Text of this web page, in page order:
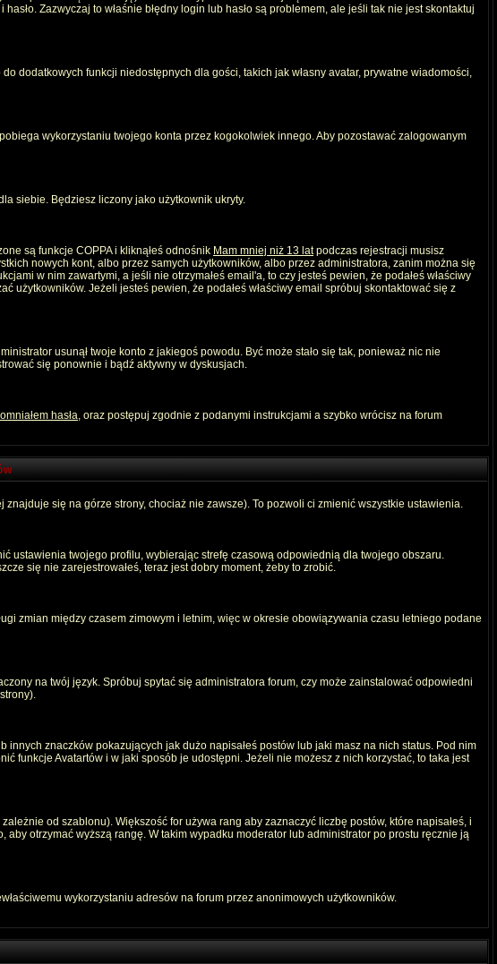
Zazwyczaj to właśnie błędny login lub hasło są problemem, ale jeśli tak nie jest skontaktuj
dodatkowych funkcji niedostępnych dla gości, takich jak własny avatar, prywatne wiadomości,
wykorzystaniu twojego konta przez kogokolwiek innego. Aby pozostawać zalogowanym
siebie. Będziesz liczony jako użytkownik ukryty.
są funkcje COPPA i kliknąłeś odnośnik Mam mniej niż 13 latpodczas rejestracji musisz
nowych kont, albo przez samych użytkowników, albo przez administratora, zanim można się
w nim zawartymi, a jeśli nie otrzymałeś email'a, to czy jesteś pewien, że podałeś właściwy
Jeżeli jesteś pewien, że podałeś właściwy email spróbuj skontaktować się z
usunął twoje konto z jakiegoś powodu. Być może stało się tak, ponieważ nic nie
się ponownie i bądź aktywny w dyskusjach.
hasła, oraz postępuj zgodnie z podanymi instrukcjami a szybko wrócisz na forum
znajduje się na górze strony, chociaż nie zawsze). To pozwoli ci zmienić wszystkie ustawienia.
ustawienia twojego profilu, wybierając strefę czasową odpowiednią dla twojego obszaru.
się nie zarejestrowałeś, teraz jest dobry moment, żeby to zrobić.
zmian między czasem zimowym i letnim, więc w okresie obowiązywania czasu letniego podane
na twój język. Spróbuj spytać się administratora forum, czy może zainstalować odpowiedni
znaczków pokazujących jak dużo napisałeś postów lub jaki masz na nich status. Pod nim
funkcje Avatartów i w jaki sposób je udostępni. Jeżeli nie możesz z nich korzystać, to taka jest
od szablonu). Większość for używa rang aby zaznaczyć liczbę postów, które napisałeś, i
otrzymać wyższą rangę. W takim wypadku moderator lub administrator po prostu ręcznie ją
wykorzystaniu adresów na forum przez anonimowych użytkowników.